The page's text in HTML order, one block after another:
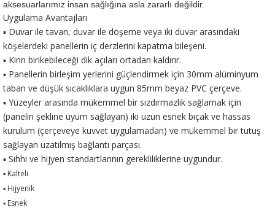
aksesuarlarımız insan sağlığına asla zararlı değildir.
Uygulama Avantajları
▪ Duvar ile tavan, duvar ile döşeme veya iki duvar arasındaki
köşelerdeki panellerin iç derzlerini kapatma bileşeni.
▪ Kirin birikebileceği dik açıları ortadan kaldırır.
▪ Panellerin birleşim yerlerini güçlendirmek için 30mm alüminyum
taban ve düşük sıcaklıklara uygun 85mm beyaz PVC çerçeve.
▪ Yüzeyler arasında mükemmel bir sızdırmazlık sağlamak için
(panelin şekline uyum sağlayan) iki uzun esnek bıçak ve hassas
kurulum (çerçeveye kuvvet uygulamadan) ve mükemmel bir tutuş
sağlayan uzatılmış bağlantı parçası.
▪ Sıhhi ve hijyen standartlarının gerekliliklerine uygundur.
▪ Kalteli
▪ Hijyenik
▪ Esnek